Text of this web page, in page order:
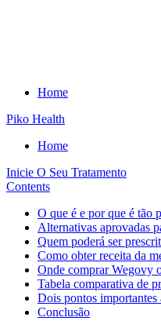
Home
Piko Health
Home
Inicie O Seu Tratamento
Contents
O que é e por que é tão
Alternativas aprovadas
Quem poderá ser
Como obter receita da
Onde comprar Wegovy
Tabela comparativa de
Dois pontos importantes
Conclusão